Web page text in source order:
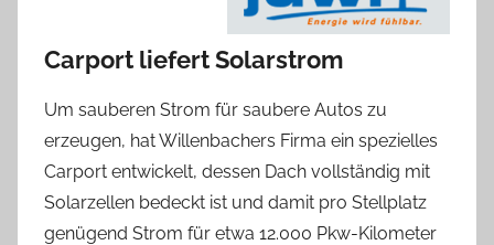
Carport liefert Solarstrom
Um sauberen Strom für saubere Autos zu
erzeugen, hat Willenbachers Firma ein spezielles
Carport entwickelt, dessen Dach vollständig mit
Solarzellen bedeckt ist und damit pro Stellplatz
genügend Strom für etwa 12.000 Pkw-Kilometer